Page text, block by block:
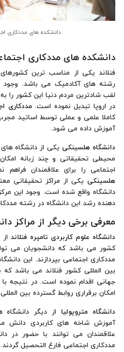
دانشکده های مددکاری
دانشکده های مددکاری
فنلاند یکی از مناسب ترین
رشته های آکادمیک می باشد. وجود
لقب شادترین مردم دنیا این کشور را
در اروپا تبدیل نموده است.مددکاری
کاملا علمی و عملی توسط اساتید
آموزش داده می شود.
دانشگاه هلسینکی یکی از دانشگاه
محیطی تحقیقاتی و چند زبانه
اجتماعی را برای علاقمندان فراهم
هلسینکی یکی از مراکز تحقیقاتی
دانشگاه واقع شده است. وجود این
دهنده رشد این دانشگاه در رشته
معرفی برخی دیگر از مراکز
دانشگاه علوم کاربردی تامپره فنلاند
کشور می باشد که دانشجویان می
مددکاری اجتماعی بپردازند. این
بین المللی کشور فنلاند می باشد
جهانی اقدام نموده است. در نتیجه
امکان برقراری روابط گسترده بین
دانشگاه متروپولیا از دیگر دانشگاه
آموزش شاخه های کاربردی دانش
مددکاری اجتماعی فارغ التحصیل گردند.